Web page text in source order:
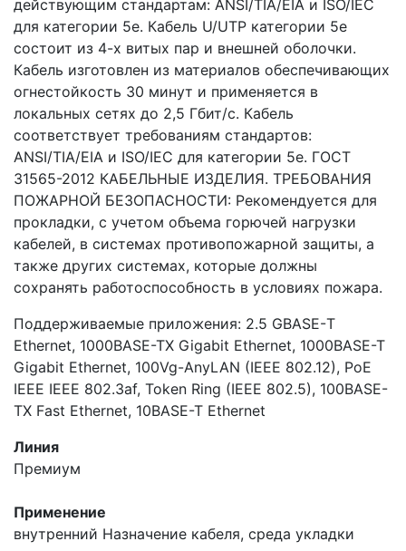
действующим стандартам: ANSI/TIA/EIA и ISO/IEC
для категории 5е. Кабель U/UTP категории 5e
состоит из 4-х витых пар и внешней оболочки.
Кабель изготовлен из материалов обеспечивающих
огнестойкость 30 минут и применяется в
локальных сетях до 2,5 Гбит/с. Кабель
соответствует требованиям стандартов:
ANSI/TIA/EIA и ISO/IEC для категории 5е. ГОСТ
31565-2012 КАБЕЛЬНЫЕ ИЗДЕЛИЯ. ТРЕБОВАНИЯ
ПОЖАРНОЙ БЕЗОПАСНОСТИ: Рекомендуется для
прокладки, с учетом объема горючей нагрузки
кабелей, в системах противопожарной защиты, а
также других системах, которые должны
сохранять работоспособность в условиях пожара.
Поддерживаемые приложения: 2.5 GBASE-Т
Ethernet, 1000BASE-TX Gigabit Ethernet, 1000BASE-T
Gigabit Ethernet, 100Vg-AnyLAN (IEEE 802.12), PoE
IEEE IEEE 802.3af, Token Ring (IEEE 802.5), 100BASE-
TX Fast Ethernet, 10BASE-T Ethernet
Линия
Премиум
Применение
внутренний Назначение кабеля, среда укладки